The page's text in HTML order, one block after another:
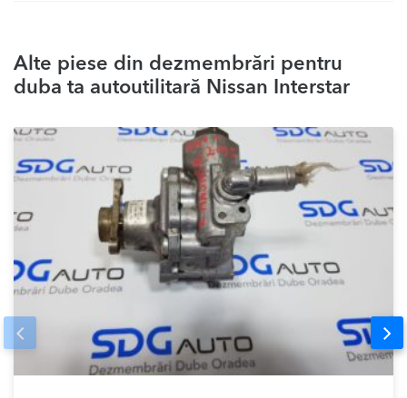
Alte piese din dezmembrări pentru
duba ta autoutilitară Nissan Interstar
Prev